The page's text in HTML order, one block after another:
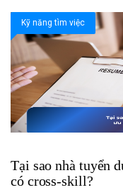
Kỹ năng tìm việc
Tại sao nhà tuyển
có cross-skill?